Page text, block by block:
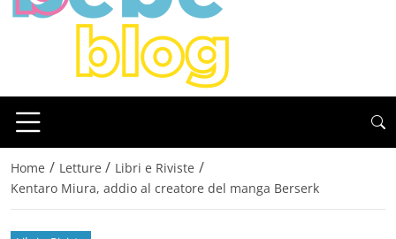
Home / Letture / Libri e Riviste /
Kentaro Miura, addio al creatore del manga Berserk